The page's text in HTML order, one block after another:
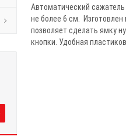
Автоматический
не более 6 см.
позволяет сделать ямку
кнопки. Удобная